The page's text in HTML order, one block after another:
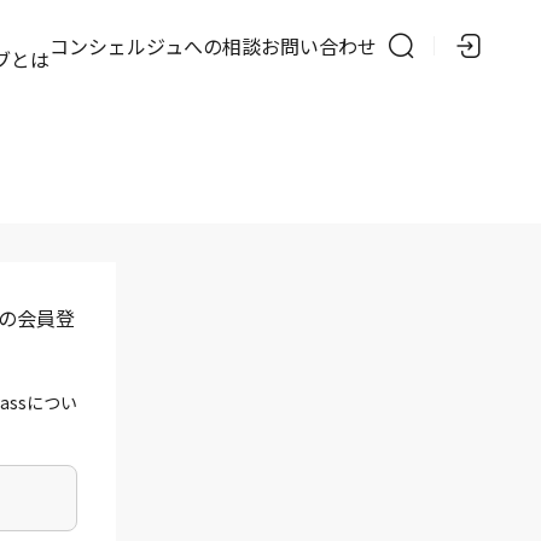
とはコンシェルジュへの相談お問い合わせ
会員登
につい